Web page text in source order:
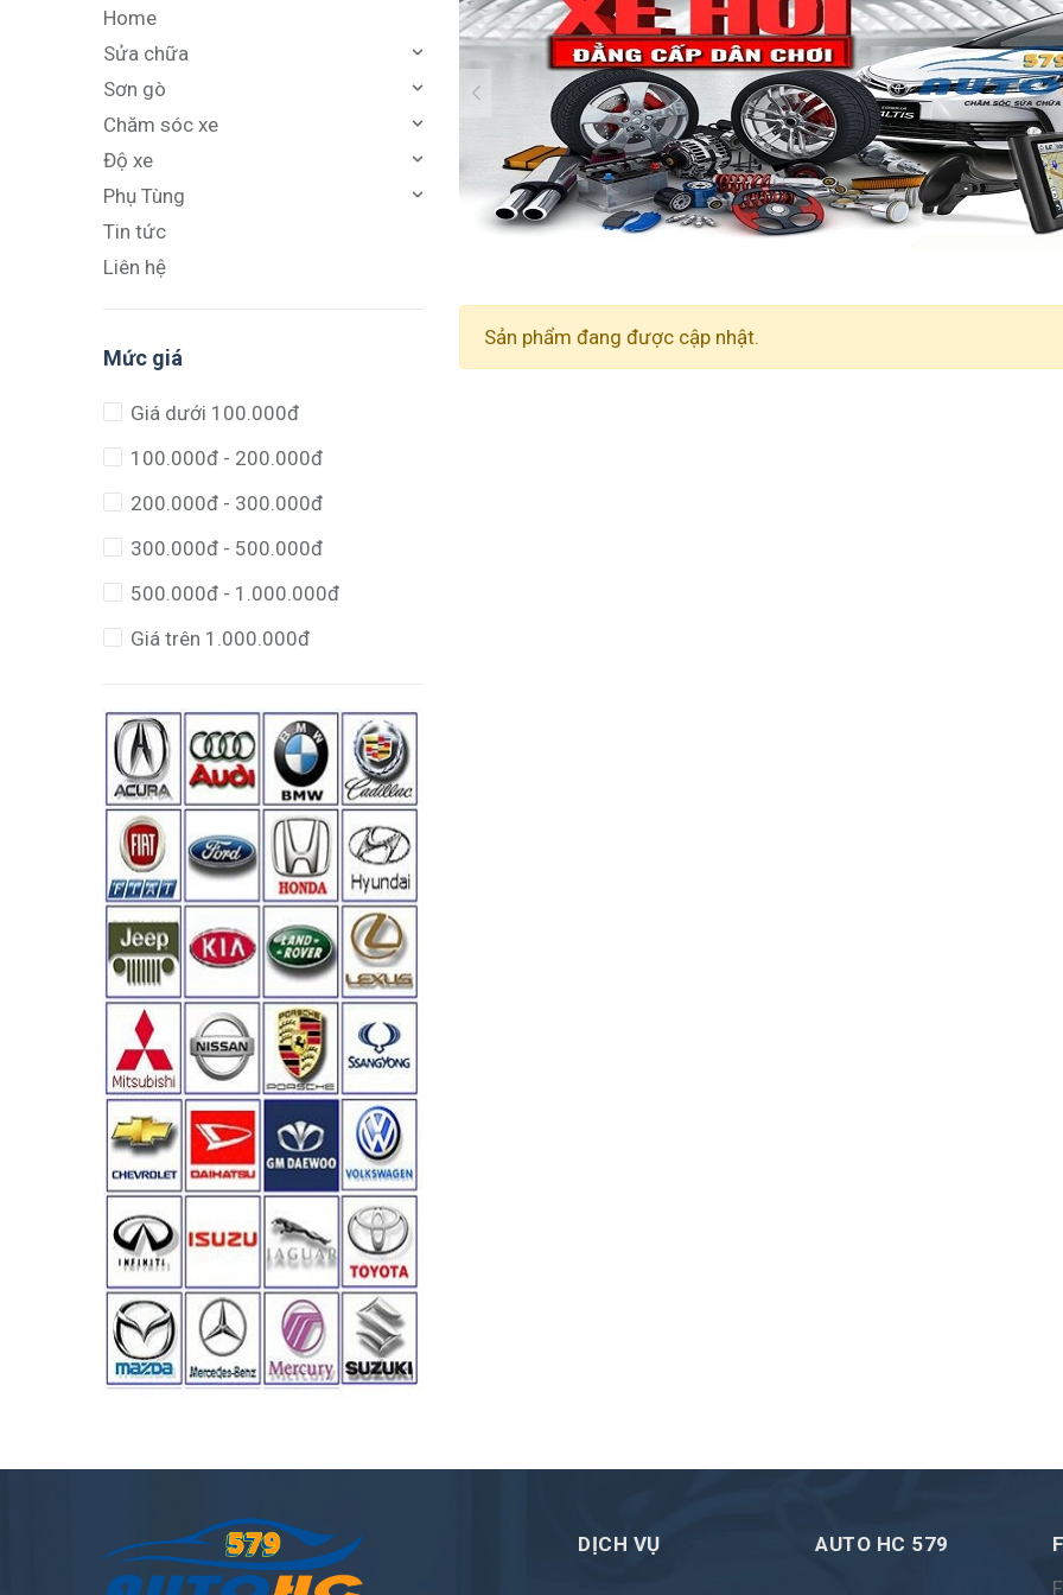
Sản phẩm đang được cập nhật.
Home
Sửa chữa
Sơn gò
Chăm sóc xe
Độ xe
Phụ Tùng
Tin tức
Liên hệ
Mức giá
Giá dưới 100.000đ
100.000đ - 200.000đ
200.000đ - 300.000đ
300.000đ - 500.000đ
500.000đ - 1.000.000đ
Giá trên 1.000.000đ
DỊCH VỤ AUTO HC 579